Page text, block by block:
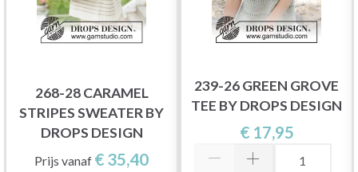
268-28 CARAMEL
STRIPES SWEATER BY
DROPS DESIGN
Prijs vanaf € 35,40
239-26 GREEN GROVE
TEE BY DROPS DESIGN
€ 17,95